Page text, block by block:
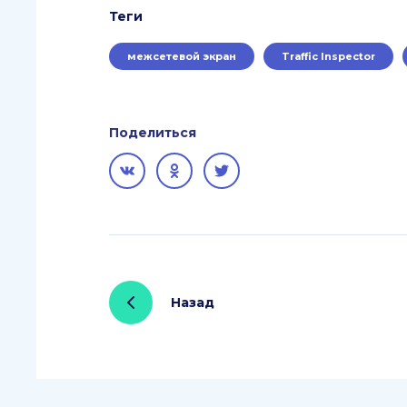
Теги
межсетевой экран Traffic Inspector
Поделиться
Назад